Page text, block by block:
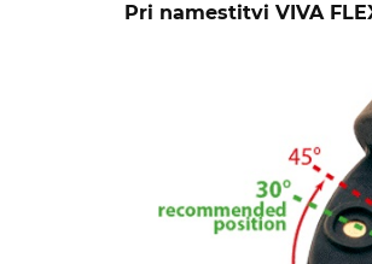
Pri namestitvi VIVA